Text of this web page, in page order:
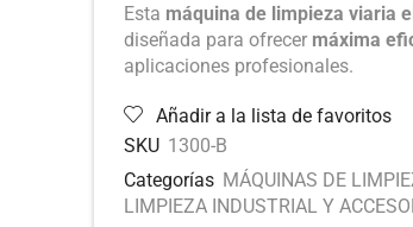
Esta máquina de limpieza viaria
diseñada para ofrecer máxima
aplicaciones profesionales.
Añadir a la lista de favoritos
SKU 1300-B
Categorías MÁQUINAS DE
LIMPIEZA INDUSTRIAL Y